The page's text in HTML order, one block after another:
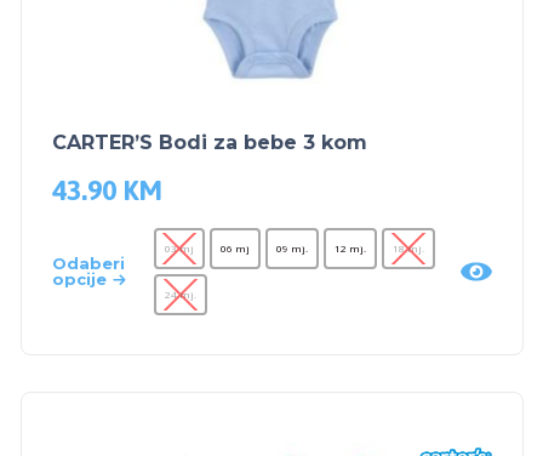
CARTER’S Bodi za bebe 3 kom
43.90 KM
Odaberi
opcije
03 mj 06 mj 09 mj. 12 mj. 18 mj.
24 mj.